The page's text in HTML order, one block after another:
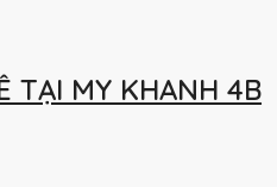
TẠI MY KHANH 4B